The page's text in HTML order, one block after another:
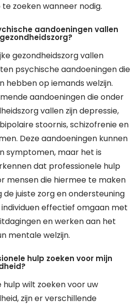
zoeken wanneer nodig.
aandoeningen vallen
gezondheidszorg vallen
psychische aandoeningen die
hebben op iemands welzijn.
aandoeningen die onder
vallen zijn depressie,
stoornis, schizofrenie en
Deze aandoeningen kunnen
symptomen, maar het is
dat professionele hulp
mensen die hiermee te maken
de juiste zorg en ondersteuning
effectief omgaan met
en werken aan het
mentale welzijn.
hulp zoeken voor mijn
hulp wilt zoeken voor uw
zijn er verschillende